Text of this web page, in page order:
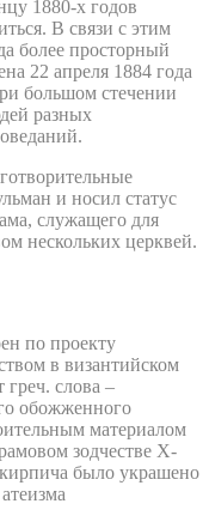
1880-х годов
В связи с этим
более просторный
22 апреля 1884 года
большом стечении
разных
и носил статус
служащего для
нескольких церквей.
по проекту
в византийском
слова –
обожженного
материалом
зодчестве X-
было украшено